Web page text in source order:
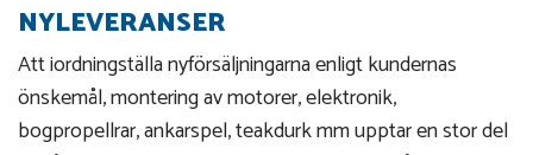
NYLEVERANSER
Att iordningställa nyförsäljningarna enligt kundernas
önskemål, montering av motorer, elektronik,
bogpropellrar, ankarspel, teakdurk mm upptar en stor del